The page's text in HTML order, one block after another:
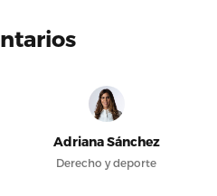
Adriana Sánchez
Derecho y deporte